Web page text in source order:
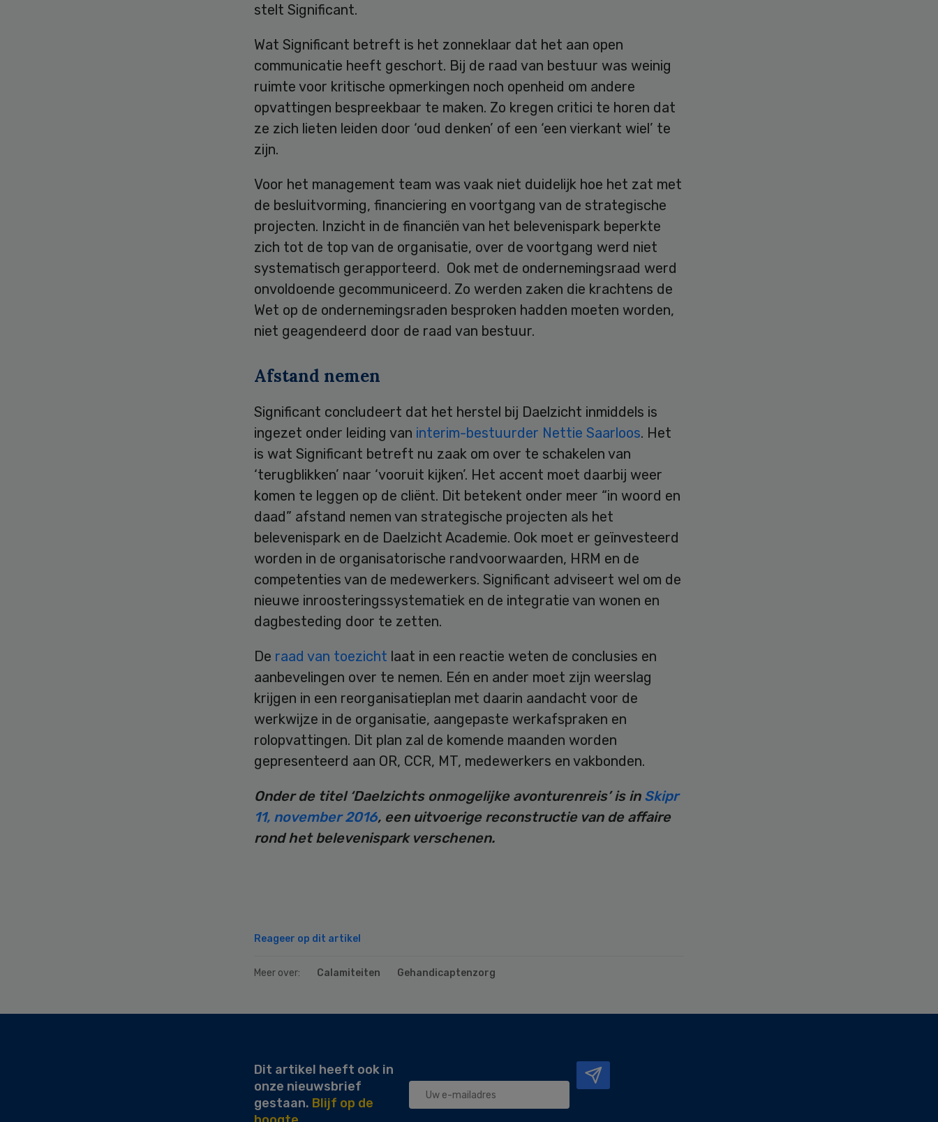
stelt Significant.
Wat Significant betreft is het zonneklaar dat het aan open
communicatie heeft geschort. Bij de raad van bestuur was weinig
ruimte voor kritische opmerkingen noch openheid om andere
opvattingen bespreekbaar te maken. Zo kregen critici te horen dat
ze zich lieten leiden door ‘oud denken’ of een ‘een vierkant wiel’ te
zijn.
Voor het management team was vaak niet duidelijk hoe het zat met
de besluitvorming, financiering en voortgang van de strategische
projecten. Inzicht in de financiën van het belevenispark beperkte
zich tot de top van de organisatie, over de voortgang werd niet
systematisch gerapporteerd. Ook met de ondernemingsraad werd
onvoldoende gecommuniceerd. Zo werden zaken die krachtens de
Wet op de ondernemingsraden besproken hadden moeten worden,
niet geagendeerd door de raad van bestuur.
Afstand nemen
Significant concludeert dat het herstel bij Daelzicht inmiddels is
ingezet onder leiding van interim-bestuurder Nettie Saarloos. Het
is wat Significant betreft nu zaak om over te schakelen van
‘terugblikken’ naar ‘vooruit kijken’. Het accent moet daarbij weer
komen te leggen op de cliënt. Dit betekent onder meer “in woord en
daad” afstand nemen van strategische projecten als het
belevenispark en de Daelzicht Academie. Ook moet er geïnvesteerd
worden in de organisatorische randvoorwaarden, HRM en de
competenties van de medewerkers. Significant adviseert wel om de
nieuwe inroosteringssystematiek en de integratie van wonen en
dagbesteding door te zetten.
De raad van toezicht laat in een reactie weten de conclusies en
aanbevelingen over te nemen. Eén en ander moet zijn weerslag
krijgen in een reorganisatieplan met daarin aandacht voor de
werkwijze in de organisatie, aangepaste werkafspraken en
rolopvattingen. Dit plan zal de komende maanden worden
gepresenteerd aan OR, CCR, MT, medewerkers en vakbonden.
Onder de titel ‘Daelzichts onmogelijke avonturenreis’ is inSkipr
11, november 2016, een uitvoerige reconstructie van de affaire
rond het belevenispark verschenen.
Reageer op dit artikel
Meer over: Calamiteiten Gehandicaptenzorg
Secondary
Dit artikel heeft ook in
onze nieuwsbrief
gestaan. Blijf op de